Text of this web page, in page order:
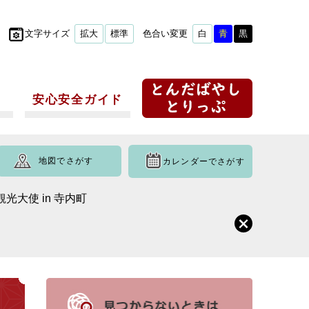
文字サイズ 拡大 標準 色合い変更 白 青 黒
安心安全ガイド
地図でさがす カレンダーでさがす
光大使 in 寺内町